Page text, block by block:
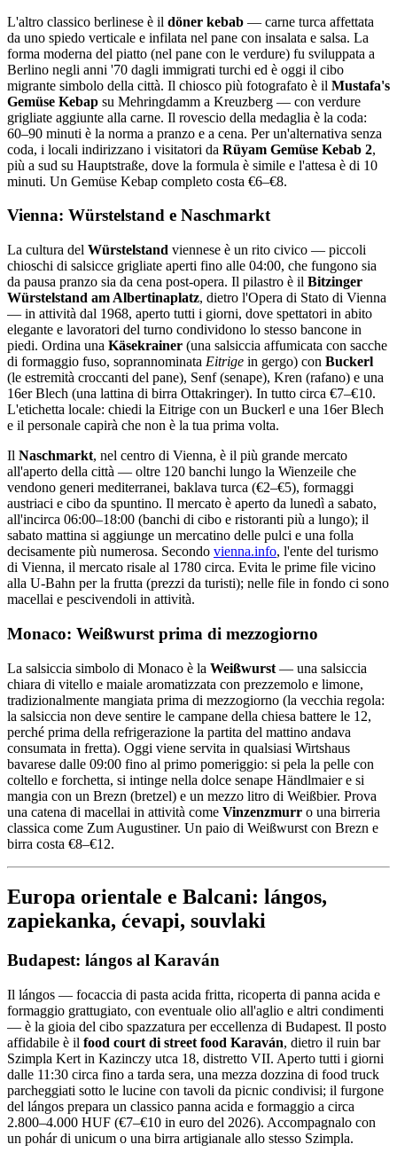
L'altro classico berlinese è il döner kebab — carne turca affettata
da uno spiedo verticale e infilata nel pane con insalata e salsa. La
forma moderna del piatto (nel pane con le verdure) fu sviluppata a
Berlino negli anni '70 dagli immigrati turchi ed è oggi il cibo
migrante simbolo della città. Il chiosco più fotografato è il Mustafa's
Gemüse Kebap su Mehringdamm a Kreuzberg — con verdure
grigliate aggiunte alla carne. Il rovescio della medaglia è la coda:
60–90 minuti è la norma a pranzo e a cena. Per un'alternativa senza
coda, i locali indirizzano i visitatori da Rüyam Gemüse Kebab 2,
più a sud su Hauptstraße, dove la formula è simile e l'attesa è di 10
minuti. Un Gemüse Kebap completo costa €6–€8.
Vienna: Würstelstand e Naschmarkt
La cultura del Würstelstand viennese è un rito civico — piccoli
chioschi di salsicce grigliate aperti fino alle 04:00, che fungono sia
da pausa pranzo sia da cena post-opera. Il pilastro è il Bitzinger
Würstelstand am Albertinaplatz, dietro l'Opera di Stato di Vienna
— in attività dal 1968, aperto tutti i giorni, dove spettatori in abito
elegante e lavoratori del turno condividono lo stesso bancone in
piedi. Ordina una Käsekrainer (una salsiccia affumicata con sacche
di formaggio fuso, soprannominata Eitrige in gergo) con Buckerl
(le estremità croccanti del pane), Senf (senape), Kren (rafano) e una
16er Blech (una lattina di birra Ottakringer). In tutto circa €7–€10.
L'etichetta locale: chiedi la Eitrige con un Buckerl e una 16er Blech
e il personale capirà che non è la tua prima volta.
Il Naschmarkt, nel centro di Vienna, è il più grande mercato
all'aperto della città — oltre 120 banchi lungo la Wienzeile che
vendono generi mediterranei, baklava turca (€2–€5), formaggi
austriaci e cibo da spuntino. Il mercato è aperto da lunedì a sabato,
all'incirca 06:00–18:00 (banchi di cibo e ristoranti più a lungo); il
sabato mattina si aggiunge un mercatino delle pulci e una folla
decisamente più numerosa. Secondo vienna.info, l'ente del turismo
di Vienna, il mercato risale al 1780 circa. Evita le prime file vicino
alla U-Bahn per la frutta (prezzi da turisti); nelle file in fondo ci sono
macellai e pescivendoli in attività.
Monaco: Weißwurst prima di mezzogiorno
La salsiccia simbolo di Monaco è la Weißwurst — una salsiccia
chiara di vitello e maiale aromatizzata con prezzemolo e limone,
tradizionalmente mangiata prima di mezzogiorno (la vecchia regola:
la salsiccia non deve sentire le campane della chiesa battere le 12,
perché prima della refrigerazione la partita del mattino andava
consumata in fretta). Oggi viene servita in qualsiasi Wirtshaus
bavarese dalle 09:00 fino al primo pomeriggio: si pela la pelle con
coltello e forchetta, si intinge nella dolce senape Händlmaier e si
mangia con un Brezn (bretzel) e un mezzo litro di Weißbier. Prova
una catena di macellai in attività come Vinzenzmurr o una birreria
classica come Zum Augustiner. Un paio di Weißwurst con Brezn e
birra costa €8–€12.
Europa orientale e Balcani: lángos,
zapiekanka, ćevapi, souvlaki
Budapest: lángos al Karaván
Il lángos — focaccia di pasta acida fritta, ricoperta di panna acida e
formaggio grattugiato, con eventuale olio all'aglio e altri condimenti
— è la gioia del cibo spazzatura per eccellenza di Budapest. Il posto
affidabile è il food court di street food Karaván, dietro il ruin bar
Szimpla Kert in Kazinczy utca 18, distretto VII. Aperto tutti i giorni
dalle 11:30 circa fino a tarda sera, una mezza dozzina di food truck
parcheggiati sotto le lucine con tavoli da picnic condivisi; il furgone
del lángos prepara un classico panna acida e formaggio a circa
2.800–4.000 HUF (€7–€10 in euro del 2026). Accompagnalo con
un pohár di unicum o una birra artigianale allo stesso Szimpla.